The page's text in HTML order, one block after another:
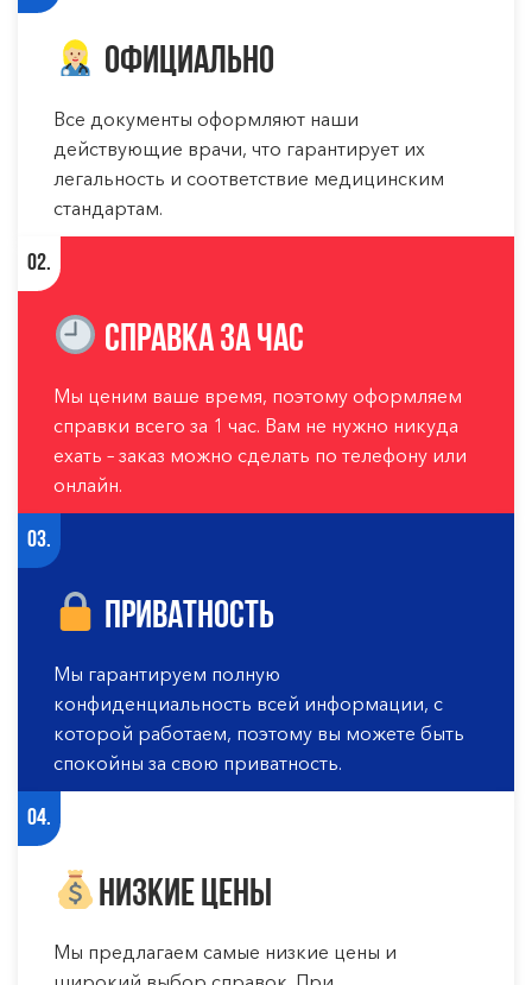
Официально
Все документы оформляют наши
действующие врачи, что гарантирует их
легальность и соответствие медицинским
стандартам.
02.
Справка за час
Мы ценим ваше время, поэтому оформляем
справки всего за 1 час. Вам не нужно никуда
ехать – заказ можно сделать по телефону или
онлайн.
03.
Приватность
Мы гарантируем полную
конфиденциальность всей информации, с
которой работаем, поэтому вы можете быть
спокойны за свою приватность.
04.
Низкие цены
Мы предлагаем самые низкие цены и